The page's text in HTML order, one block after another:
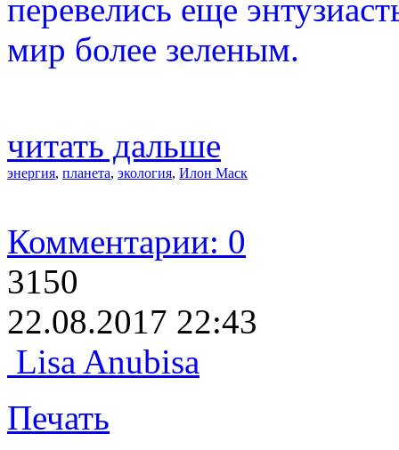
перевелись еще
мир более зеленым.
читать дальше
энергия, планета, экология, Илон Маск
Комментарии: 0
3150
22.08.2017 22:43
Lisa Anubisa
Печать